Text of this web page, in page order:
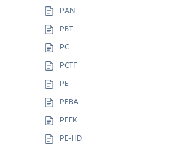
PAN
PBT
PC
PCTF
PE
PEBA
PEEK
PE-HD